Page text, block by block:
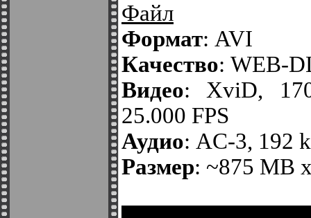
Файл
Формат: AVI
Качество: WEB-
Видео: XviD,
25.000 FPS
Аудио: AC-3, 192
Размер: ~875 MB